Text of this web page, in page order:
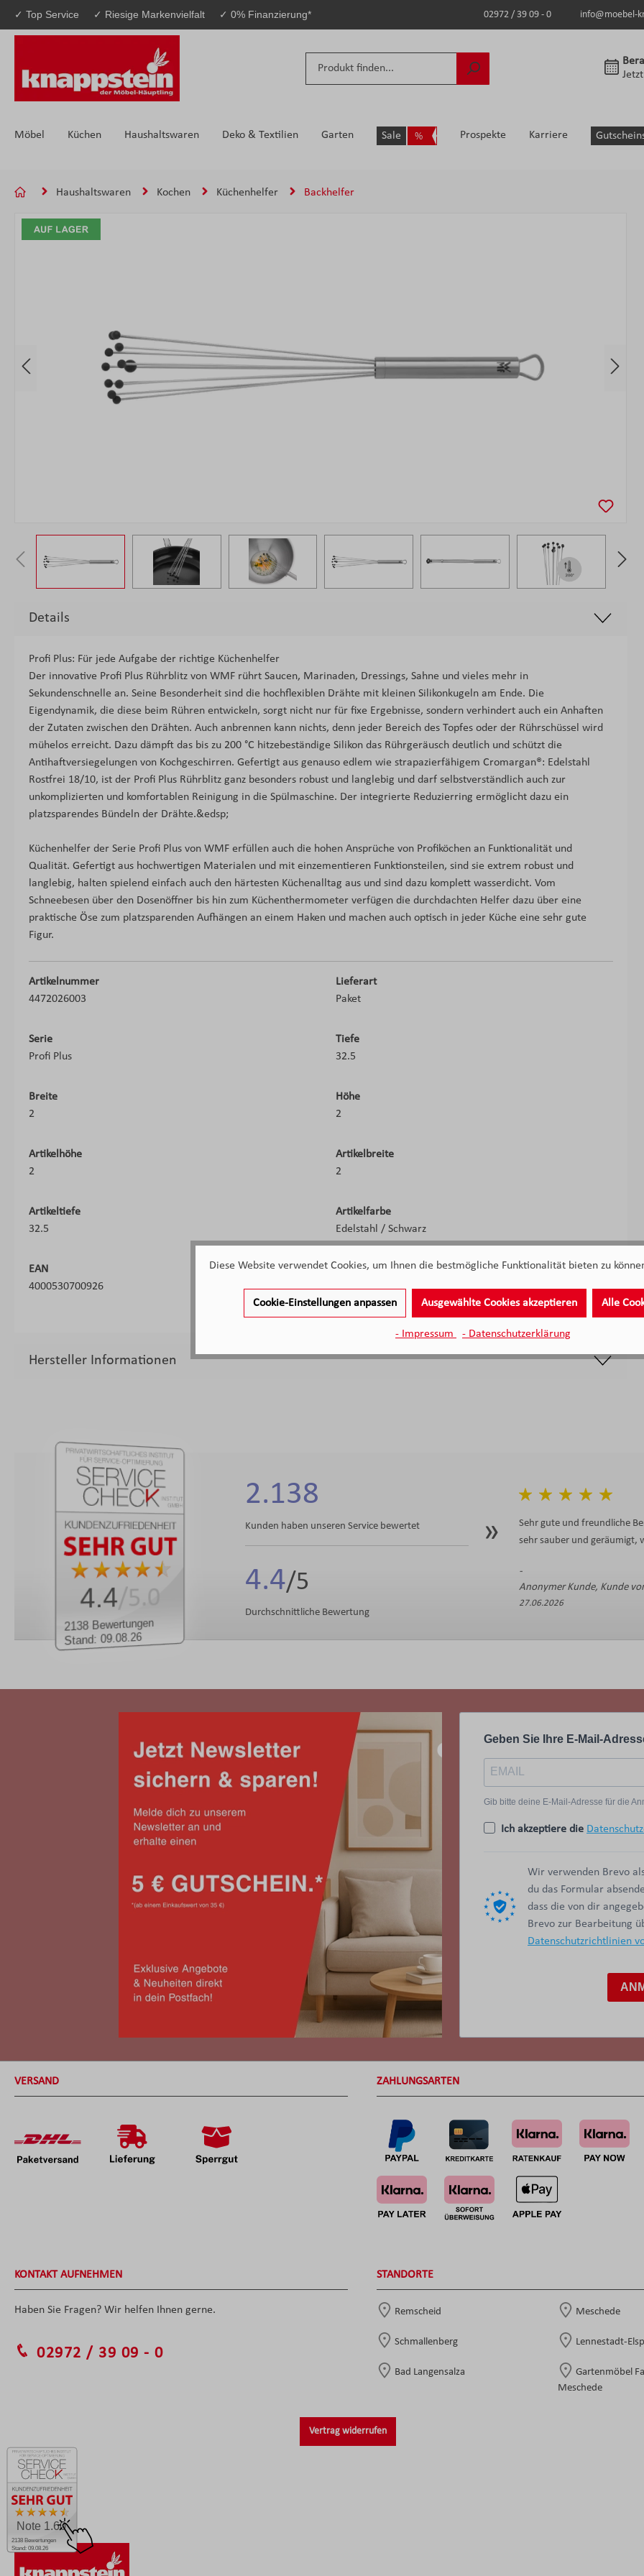
Hauptinhalt springen
Zur Suche springen
Zur Hauptnavigation springen
✓ Top Service ✓ Riesige Markenvielfalt ✓ 0% Finanzierung* 02972 / 39 09 - 0 info@moebel-
Möbel Küchen Haushaltswaren Deko & Textilien Garten Sale Prospekte Karriere
Haushaltswaren Kochen Küchenhelfer Backhelfer
Bildergalerie überspringen
Details
Profi Plus: Für jede Aufgabe der richtige Küchenhelfer
Der innovative Profi Plus Rührblitz von WMF rührt Saucen, Marinaden, Dressings, Sahne und vieles mehr in
Sekundenschnelle an. Seine Besonderheit sind die hochflexiblen Drähte mit kleinen Silikonkugeln am Ende. Die
Eigendynamik, die diese beim Rühren entwickeln, sorgt nicht nur für fixe Ergebnisse, sondern verhindert auch ein Anhaften
der Zutaten zwischen den Drähten. Auch anbrennen kann nichts, denn jeder Bereich des Topfes oder der Rührschüssel wird
mühelos erreicht. Dazu dämpft das bis zu 200 °C hitzebeständige Silikon das Rührgeräusch deutlich und schützt die
Antihaftversiegelungen von Kochgeschirren. Gefertigt aus genauso edlem wie strapazierfähigem Cromargan®: Edelstahl
Rostfrei 18/10, ist der Profi Plus Rührblitz ganz besonders robust und langlebig und darf selbstverständlich auch zur
unkomplizierten und komfortablen Reinigung in die Spülmaschine. Der integrierte Reduzierring ermöglicht dazu ein
platzsparendes Bündeln der Drähte.&edsp;
Küchenhelfer der Serie Profi Plus von WMF erfüllen auch die hohen Ansprüche von Profiköchen an Funktionalität und
Qualität. Gefertigt aus hochwertigen Materialen und mit einzementieren Funktionsteilen, sind sie extrem robust und
langlebig, halten spielend einfach auch den härtesten Küchenalltag aus und sind dazu komplett wasserdicht. Vom
Schneebesen über den Dosenöffner bis hin zum Küchenthermometer verfügen die durchdachten Helfer dazu über eine
praktische Öse zum platzsparenden Aufhängen an einem Haken und machen auch optisch in jeder Küche eine sehr gute
Figur.
Artikelnummer
4472026003
Lieferart
Paket
Serie
Profi Plus
Tiefe
32.5
Breite
2
Höhe
2
Artikelhöhe
2
Artikelbreite
2
Artikeltiefe
32.5
Artikelfarbe
Edelstahl / Schwarz
EAN
4000530700926
Hersteller Informationen
2138 Bewertungen
Stand: 09.08.26
4.4/5.0
2.138
Kunden haben unseren Service bewertet
4.4
Durchschnittliche Bewertung
Sehr gute und freundliche
sehr sauber und geräumigt,
Anonymer Kunde, Kunde
27.06.2026
2138 Bewertungen
Stand: 09.08.26
Note 1.60
Geben Sie Ihre E-Mail-
Gib bitte deine E-Mail-Adresse für die
Ich akzeptiere die
Wir verwenden Brevo
du das Formular
dass die von dir
Brevo zur Bearbeitung
Datenschutzrichtlinien
VERSAND ZAHLUNGSARTEN
KONTAKT AUFNEHMEN
Haben Sie Fragen? Wir helfen Ihnen gerne.
02972 / 39 09 - 0
Vertrag widerrufen
STANDORTE
Remscheid Meschede
Schmallenberg Lennestadt-
Bad Langensalza
Gartenmöbel
Meschede
Diese Website verwendet Cookies, um Ihnen die bestmögliche Funktionalität bieten zu
Cookie-Einstellungen anpassen Ausgewählte Cookies akzeptieren Alle
- Impressum - Datenschutzerklärung